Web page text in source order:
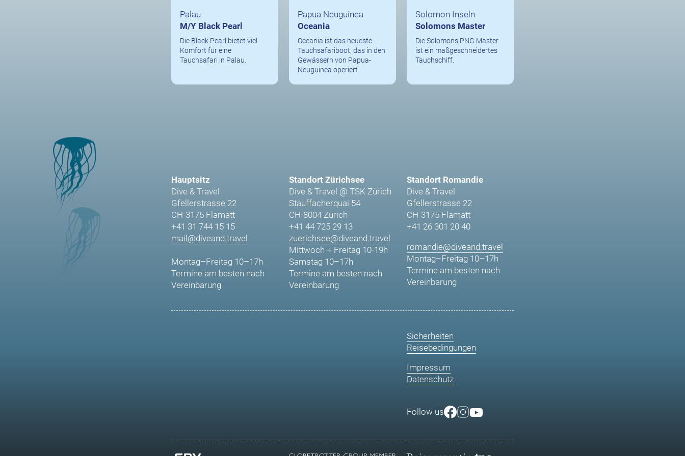
Palau
M/Y Black Pearl
Die Black Pearl bietet viel
Komfort für eine
Tauchsafari in Palau.
Papua Neuguinea
Oceania
Oceania ist das neueste
Tauchsafariboot, das in den
Gewässern von Papua-
Neuguinea operiert.
Solomon Inseln
Solomons Master
Die Solomons PNG Master
ist ein maßgeschneidertes
Tauchschiff.
Hauptsitz
Dive & Travel
Gfellerstrasse 22
CH-3175 Flamatt
+41 31 744 15 15
mail@diveand.travel
Montag–Freitag 10–17h
Termine am besten nach
Vereinbarung
Standort Zürichsee
Dive & Travel @ TSK Zürich
Stauffacherquai 54
CH-8004 Zürich
+41 44 725 29 13
zuerichsee@diveand.travel
Mittwoch + Freitag 10-19h
Samstag 10–17h
Termine am besten nach
Vereinbarung
Standort Romandie
Dive & Travel
Gfellerstrasse 22
CH-3175 Flamatt
+41 26 301 20 40
romandie@diveand.travel
Montag–Freitag 10–17h
Termine am besten nach
Vereinbarung
Sicherheiten
Reisebedingungen
Impressum
Datenschutz
Follow us